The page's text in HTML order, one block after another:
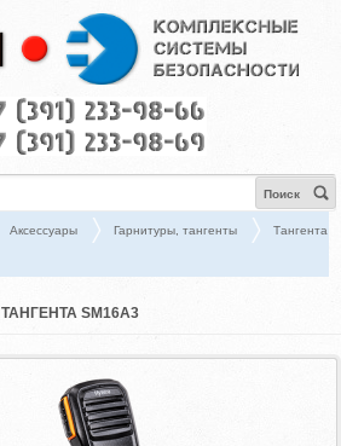
Поиск
Аксессуары Гарнитуры, тангенты
Тангента
ТАНГЕНТА SM16A3